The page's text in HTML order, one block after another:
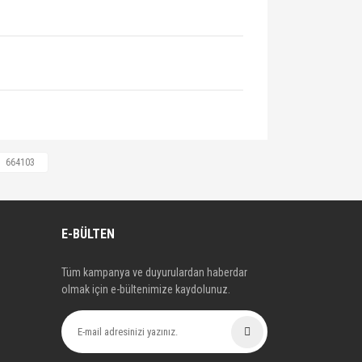
90470996, 90486402,
664103
E-BÜLTEN
Tüm kampanya ve duyurulardan haberdar
olmak için e-bültenimize kaydolunuz.